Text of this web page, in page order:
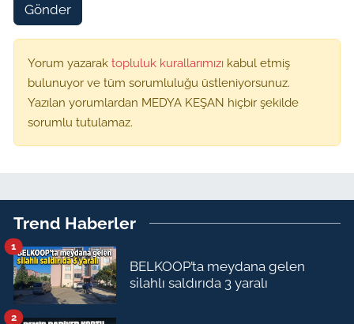
Gönder
Yorum yazarak topluluk kurallarımızı kabul etmiş
bulunuyor ve tüm sorumluluğu üstleniyorsunuz.
Yazılan yorumlardan MEDYA KEŞAN hiçbir şekilde
sorumlu tutulamaz.
Trend Haberler
BELKOOP’ta meydana gelen
silahlı saldırıda 3 yaralı
1
2